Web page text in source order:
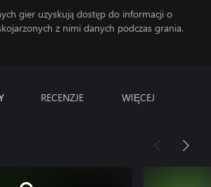
gier uzyskują dostęp do informacji o
z nimi danych podczas grania.
RECENZJE WIĘCEJ